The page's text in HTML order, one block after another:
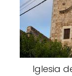
Iglesia